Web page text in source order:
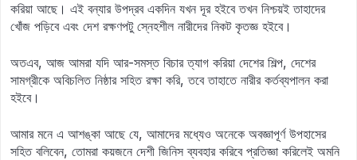
করিয়া আছে। এই বন্যার উপদ্রব একদিন যখন দূর হইবে তখন নিশ্চয়ই তাহাদের
খোঁজ পড়িবে এবং দেশ রক্ষণপটু স্নেহশীল নারীদের নিকট কৃতজ্ঞ হইবে।
অতএব, আজ আমরা যদি আর-সমস্ত বিচার ত্যাগ করিয়া দেশের শিল্প, দেশের
সামগ্রীকে অবিচলিত নিষ্ঠার সহিত রক্ষা করি, তবে তাহাতে নারীর কর্তব্যপালন করা
হইবে।
আমার মনে এ আশঙ্কা আছে যে, আমাদের মধ্যেও অনেকে অবজ্ঞাপূর্ণ উপহাসের
সহিত বলিবেন, তোমরা কয়জনে দেশী জিনিস ব্যবহার করিবে প্রতিজ্ঞা করিলেই অমনি